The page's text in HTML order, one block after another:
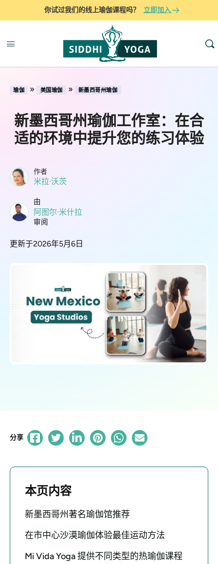
你试过我们的线上瑜伽课程吗？ 立即加入
瑜伽 » 美国瑜伽 » 新墨西哥州瑜伽
新墨西哥州瑜伽工作室：在合
适的环境中提升您的练习体验
作者
米拉·沃茨
由
阿图尔·米什拉
审阅
更新于2026年5月6日
分享
本页内容
新墨西哥州著名瑜伽馆推荐
在市中心沙漠瑜伽体验最佳运动方法
Mi Vida Yoga 提供不同类型的热瑜伽课程